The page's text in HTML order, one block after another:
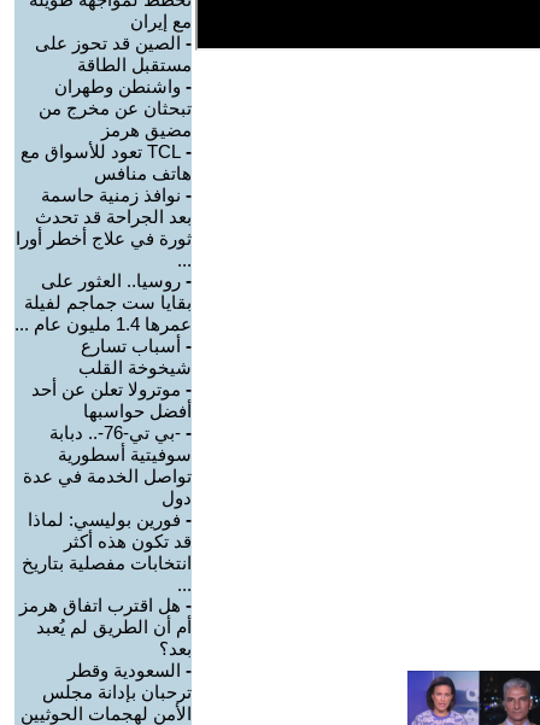
مع إيران
- الصين قد تحوز على
مستقبل الطاقة
- واشنطن وطهران
تبحثان عن مخرج من
مضيق هرمز
-
TCL تعود للأسواق مع
هاتف منافس
- نوافذ زمنية حاسمة
بعد الجراحة قد تحدث
ثورة في علاج أخطر أورا
...
- روسيا.. العثور على
بقايا ست جماجم لفيلة
عمرها 1.4 مليون عام ...
- أسباب تسارع
شيخوخة القلب
- موترولا تعلن عن أحد
أفضل حواسبها
-
-بي تي-76-.. دبابة
سوفيتية أسطورية
تواصل الخدمة في عدة
دول
- فورين بوليسي: لماذا
قد تكون هذه أكثر
انتخابات مفصلية بتاريخ
...
- هل اقترب اتفاق هرمز
أم أن الطريق لم يُعبد
بعد؟
- السعودية وقطر
ترحبان بإدانة مجلس
الأمن لهجمات الحوثيين